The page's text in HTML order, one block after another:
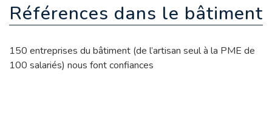
Références dans le bâtiment
150 entreprises du bâtiment (de l’artisan seul à la PME de
100 salariés) nous font confiances